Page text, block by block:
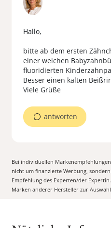
Hallo,
bitte ab dem ersten
einer weichen
fluoridierten
Besser einen kalten
Viele Grüße
antworten
Bei individuellen
nicht um finanzierte Werbung,
Empfehlung des Experten/der
Marken anderer Hersteller zur